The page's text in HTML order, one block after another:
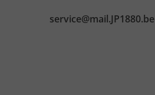
service@mail.JP1880.be